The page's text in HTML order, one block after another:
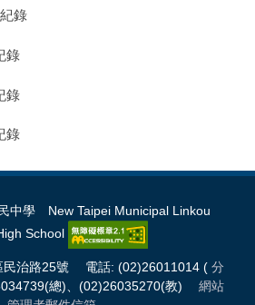
錄
錄
錄
錄
中學 New Taipei Municipal Linkou
School
民治路25號 電話: (02)26011014 ( 分
總)、(02)26035270(教) 網站